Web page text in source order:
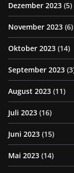
Dezember 2023 (5)
November 2023 (6)
Oktober 2023 (14)
September 2023
August 2023 (11)
Juli 2023 (16)
Juni 2023 (15)
Mai 2023 (14)